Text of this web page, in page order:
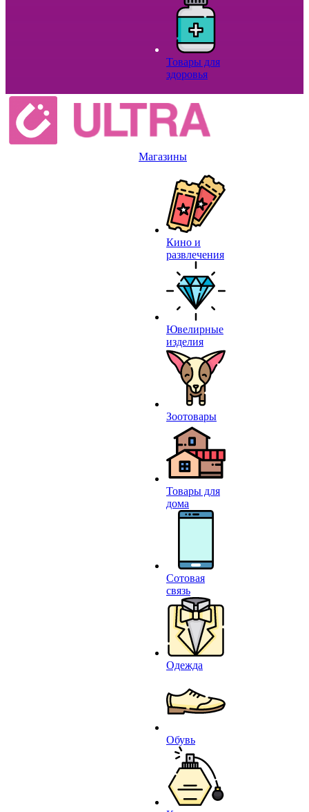
Товары для
здоровья
Магазины
Кино и
развлечения
Ювелирные
изделия
Зоотовары
Товары для
дома
Сотовая
связь
Одежда
Обувь